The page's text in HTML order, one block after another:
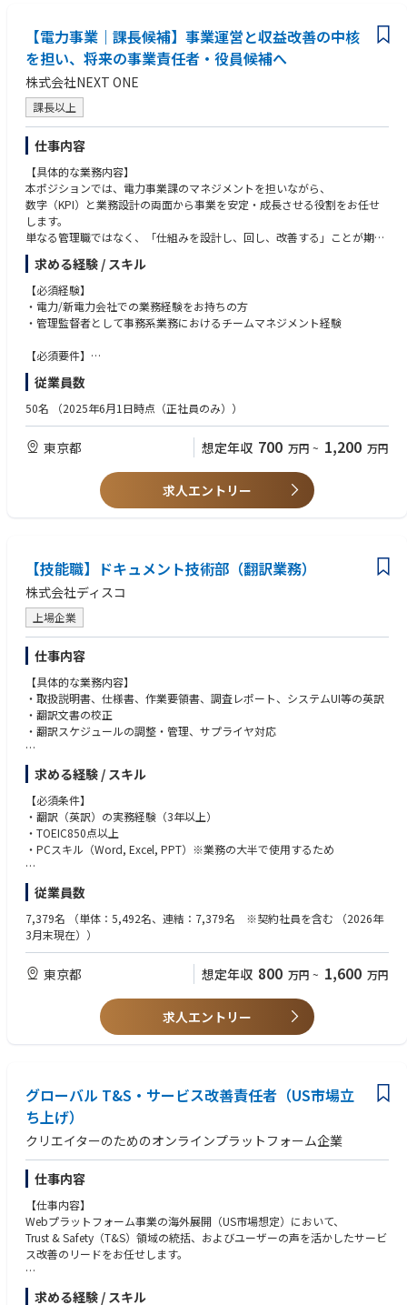
○使用ツール（その他）
・Salesforce、immedio、spir、Zapier、SalesPotal（社内にて開発）
等と連携し、顧客価値の最大化と事業成長を推進する。
■営業スタイル
商談方法：対面2割 / オンライン8割（案件状況により変動・出張あり）
担当顧客：運送会社、物流子会社、3PL 等
■ポジションの魅力
・事業承継を経てプロダクト・サービスの進化を加速させているフェーズ
であり、顧客支援の在り方そのものを共に作っていける環境です。
・「物流」という巨大な社会基盤を支え、変えていく、その社会的意義や
使命感を肌で味わえる環境があります。
・社長・執行役員は、元外資系コンサルファーム、元物流の現場、元スタ
ートアップ等、様々な出身メンバーで構成されており、協働・議論を通
■キャリアパス
当ポジションは、急成長中の組織の中核を担うため、成果と意欲次第で、
既存の枠を超えた様々な挑戦の機会を提供します。
例）事業部長、事業企画部長、PdM等
【求める人物像】
・当社ミッションへの共感がある方
・事業を成長させる強いコミットメント、やり遂げる執着心がある方
・課題解決へのソリューションが一筋縄ではいかない場合でも新たな打ち
手を制約なく検討・提案できる方
・複雑な仕様やその要望についても粘り強くインプットとアウトプットが
できる方
・お客様、社内メンバーからフィードバックを集められる素直な方
・スタートアップ特有の厳しい環境で急成長したい方
【電力事業｜課長候補】事業運営と収益改善の中核
を担い、将来の事業責任者・役員候補へ
株式会社NEXT ONE
課長以上
仕事内容
【具体的な業務内容】
本ポジションでは、電力事業課のマネジメントを担いながら、
数字（KPI）と業務設計の両面から事業を安定・成長させる役割をお任せ
します。
単なる管理職ではなく、「仕組みを設計し、回し、改善する」ことが期待
されるポジションです。
＜入社後まずお任せしたい業務（短期）＞
・電力事業課全体のマネジメント
└ 解約率、粗利、請求・運用指標の管理
・収益改善に向けた業務フローの見直し
※実務（契約入力、請求計算等）は主にメンバーが担当します。
・調達戦略・需給予測の精度向上
・顧客LTV最大化に向けた仕組みづくり
・電力事業全体の事業運営・意思決定への関与
・事業責任者候補としての組織設計・体制構築
※すべてを一度に担うのではなく、
優先順位をつけながら段階的に役割を広げていく想定です。
【ポジションの魅力】
大企業では稟議を通すだけで数ヶ月かかることが、ここでは数日で動き出
します。経営に近い立場で企画から実行まで関わり、自分の判断が事業の
結果に直結する環境です。
特定の業務だけを担当するのではなく、事業全体を俯瞰しながら動けるこ
と。ゼロから新しい事業や業務に挑戦できること。そして、IPOという会
社の大きな節目を、中枢メンバーとして経験できること。
小規模組織ならではのスピードと、成長企業ならではのスケール感、その
求める経験 / スキル
【必須経験】
・電力/新電力会社での業務経験をお持ちの方
・管理監督者として事務系業務におけるチームマネジメント経験
【必須要件】
・事務系業務のマネジメント経験をお持ちの方（業界不問）
・若手メンバーの育成、指導に意欲のある方
・業務改善や仕組みづくりに積極的に取り組める方
【歓迎要件】
・電力、エネルギー業界に関する知識や経験
・無形商材における営業企画、マーケティングのご経験
・複数のプロジェクトを並行してマネジメントしたご経験
・マネジメント経験（規模問わず）
従業員数
50名 （2025年6月1日時点（正社員のみ））
東京都 想定年収 700 万円 ~ 1,200 万円
求人エントリー
【技能職】ドキュメント技術部（翻訳業務）
株式会社ディスコ
上場企業
仕事内容
【具体的な業務内容】
・取扱説明書、仕様書、作業要領書、調査レポート、システムUI等の英訳
・翻訳文書の校正
・翻訳スケジュールの調整・管理、サプライヤ対応
【業務の魅力】
・エンジニアと協働しながら情報を発信し、翻訳を通して、海外拠点、お
客様との橋渡しを担う仕事です。
・製品開発に関わる翻訳を数多く扱うため、最新の技術に触れる機会があ
ります。
・文書作成のプロとして、技術部門から頼りにされる存在です。
・改善案アイデア出し・推進・実施
・毎月開催される他部署対戦で使用する資料の作成・発表
【目標管理活動(MBO)に関わる業務全般】
(目標管理活動とは…企業活動の質を⾼めていくために、いくつかの⽬標を
設定し全社で1年をかけて取り組む活動。
・担当テーマについて達成状況の進捗確認
・他メンバーの取り組み意識を向上させる施策の企画推進
関連情報は弊社HPをご参照ください。https://www.disco.co.jp/recruit/inf
ormation/measures/
【企業説明動画】
https://www.youtube.com/watch?v=3C6qOqjDBMo
求める経験 / スキル
【必須条件】
・翻訳（英訳）の実務経験（3年以上）
・TOEIC850点以上
・PCスキル（Word, Excel, PPT）※業務の大半で使用するため
【歓迎条件】
・ハイテク産業での翻訳経験
・製造業界での就業経験
・急な依頼でも対応できるガッツのある方
【求める人物像】
・どのような分野にも興味、関心を持ち、積極的に取り組める方
・スピード感を持ってマルチタスクに対応できる方
・エンジニアの意図を理解し、チームで協力して業務を進められるコミュ
ニケーション能力がある方
従業員数
7,379名
（単体：5,492名、連結：7,379名 ※契約社員を含む （2026年
3月末現在））
東京都 想定年収 800 万円 ~ 1,600 万円
求人エントリー
グローバル T&S・サービス改善責任者（US市場立
ち上げ）
クリエイターのためのオンラインプラットフォーム企業
仕事内容
【仕事内容】
Webプラットフォーム事業の海外展開（US市場想定）において、
Trust & Safety（T&S）領域の統括、およびユーザーの声を活かしたサービ
ス改善のリードをお任せします。
・ポリシー・判断基準の設計: US市場の法律や商習慣に合わせたコンテ
求める経験 / スキル